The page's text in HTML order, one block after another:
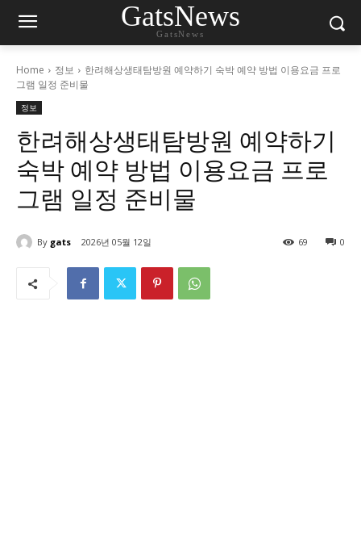
GatsNews
GatsNews
Home 정보
한려해상생태탐방원 예약하기 숙박 예약 방법 이용요금 프로
그램 일정 준비물
정보
한려해상생태탐방원 예약하기
숙박 예약 방법 이용요금 프로
그램 일정 준비물
By gats 2026년 05월 12일 0
69